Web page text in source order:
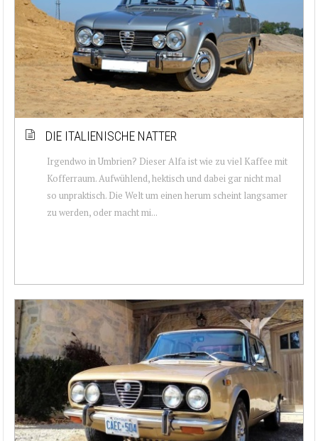
DIE ITALIENISCHE NATTER
Irgendwo in Umbrien? Dieser Alfa ist wie zu viel Kaffee mit
Kofferraum. Aufwühlend, hektisch und dabei gar nicht mal
so unpraktisch. Die Welt um einen herum scheint langsamer
zu werden, oder macht mi...